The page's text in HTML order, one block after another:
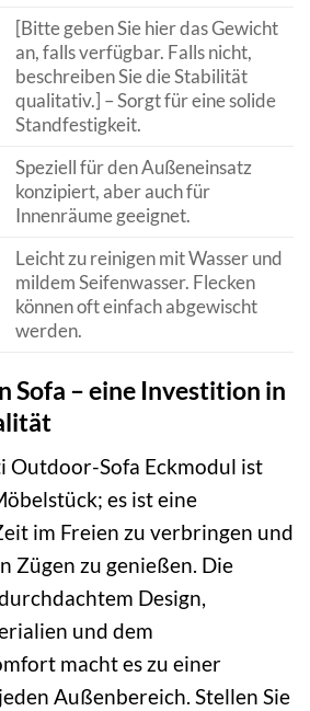
[Bitte geben Sie hier das Gewicht
an, falls verfügbar. Falls nicht,
beschreiben Sie die Stabilität
qualitativ.] – Sorgt für eine solide
Standfestigkeit.
Speziell für den Außeneinsatz
konzipiert, aber auch für
Innenräume geeignet.
Leicht zu reinigen mit Wasser und
mildem Seifenwasser. Flecken
können oft einfach abgewischt
werden.
Sofa – eine Investition in
Outdoor-Sofa Eckmodul ist
es ist eine
im Freien zu verbringen und
Zügen zu genießen. Die
Design,
und dem
macht es zu einer
Außenbereich. Stellen Sie